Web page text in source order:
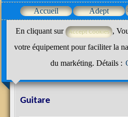
Accueil Adept
En cliquant sur
,
votre équipement pour faciliter la
du markéting. Détails :
Guitare